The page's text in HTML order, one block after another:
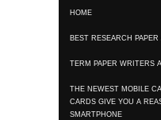
HOME
BEST RESEARCH
TERM PAPER WRITERS
THE NEWEST MOBILE
CARDS GIVE YOU A
SMARTPHONE